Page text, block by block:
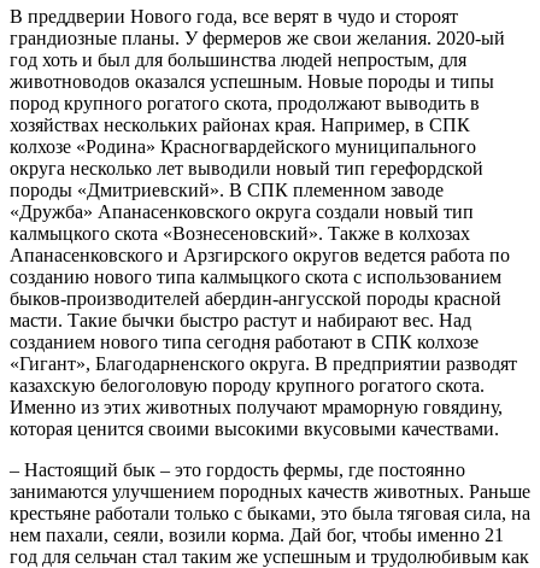
В преддверии Нового года, все верят в чудо и стороят
грандиозные планы. У фермеров же свои желания. 2020-ый
год хоть и был для большинства людей непростым, для
животноводов оказался успешным. Новые породы и типы
пород крупного рогатого скота, продолжают выводить в
хозяйствах нескольких районах края. Например, в СПК
колхозе «Родина» Красногвардейского муниципального
округа несколько лет выводили новый тип герефордской
породы «Дмитриевский». В СПК племенном заводе
«Дружба» Апанасенковского округа создали новый тип
калмыцкого скота «Вознесеновский». Также в колхозах
Апанасенковского и Арзгирского округов ведется работа по
созданию нового типа калмыцкого скота с использованием
быков-производителей абердин-ангусской породы красной
масти. Такие бычки быстро растут и набирают вес. Над
созданием нового типа сегодня работают в СПК колхозе
«Гигант», Благодарненского округа. В предприятии разводят
казахскую белоголовую породу крупного рогатого скота.
Именно из этих животных получают мраморную говядину,
которая ценится своими высокими вкусовыми качествами.
– Настоящий бык – это гордость фермы, где постоянно
занимаются улучшением породных качеств животных. Раньше
крестьяне работали только с быками, это была тяговая сила, на
нем пахали, сеяли, возили корма. Дай бог, чтобы именно 21
год для сельчан стал таким же успешным и трудолюбивым как